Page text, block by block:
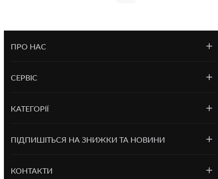
ПРО НАС
СЕРВІС
КАТЕГОРІЇ
ПІДПИШІТЬСЯ НА ЗНИЖКИ ТА НОВИНИ
КОНТАКТИ